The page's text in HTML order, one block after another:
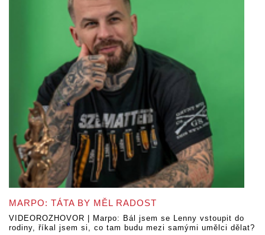
MARPO: TÁTA BY MĚL RADOST
VIDEOROZHOVOR | Marpo: Bál jsem se Lenny vstoupit do
rodiny, říkal jsem si, co tam budu mezi samými umělci dělat?